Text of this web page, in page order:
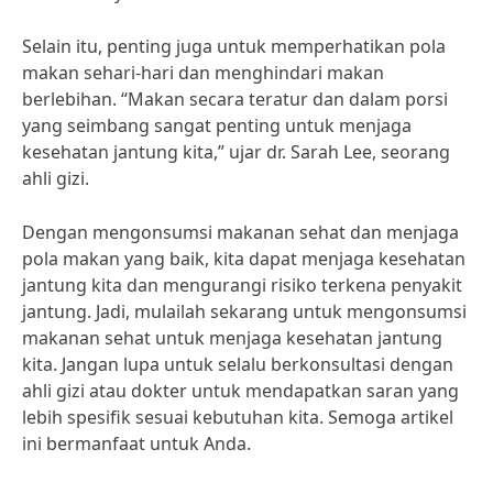
Selain itu, penting juga untuk memperhatikan pola
makan sehari-hari dan menghindari makan
berlebihan. “Makan secara teratur dan dalam porsi
yang seimbang sangat penting untuk menjaga
kesehatan jantung kita,” ujar dr. Sarah Lee, seorang
ahli gizi.
Dengan mengonsumsi makanan sehat dan menjaga
pola makan yang baik, kita dapat menjaga kesehatan
jantung kita dan mengurangi risiko terkena penyakit
jantung. Jadi, mulailah sekarang untuk mengonsumsi
makanan sehat untuk menjaga kesehatan jantung
kita. Jangan lupa untuk selalu berkonsultasi dengan
ahli gizi atau dokter untuk mendapatkan saran yang
lebih spesifik sesuai kebutuhan kita. Semoga artikel
ini bermanfaat untuk Anda.